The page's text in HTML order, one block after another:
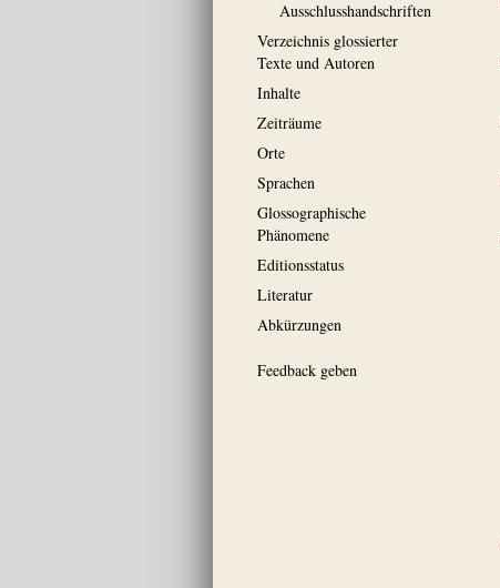
Ausschluss­handschriften
Verzeichnis glossierter
Texte und Autoren
Inhalte
Zeiträume
Orte
Sprachen
Glossographische
Phänomene
Editionsstatus
Literatur
Abkürzungen
Feedback geben